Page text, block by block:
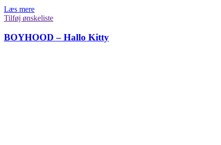
Læs mere
Tilføj ønskeliste
BOYHOOD – Hallo Kitty